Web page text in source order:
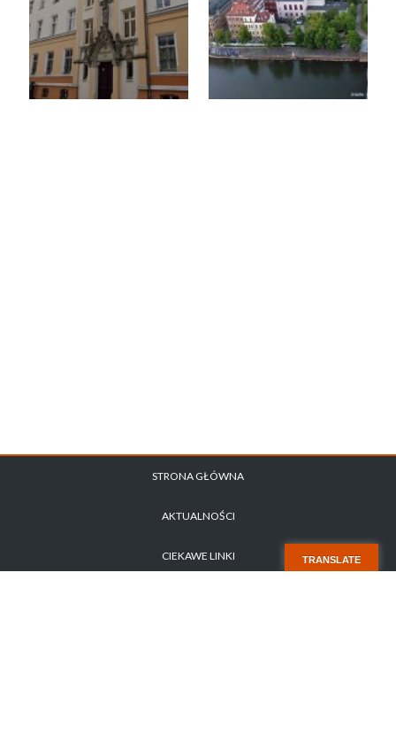
TRANSLATE
STRONA GŁÓWNA
AKTUALNOŚCI
CIEKAWE LINKI